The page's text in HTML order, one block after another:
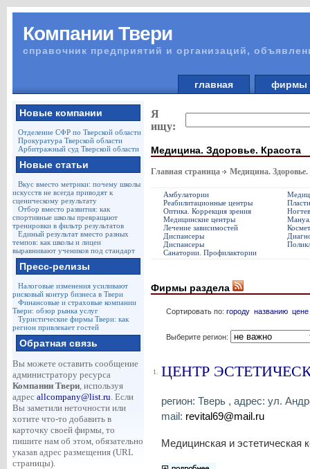
Компании Твери
справочник предприятий и организаций,
главная
Новые компании
Отделение СФР по Тверской области
Прокуратура Тверской области
Арбитражный суд Тверской области
Новые статьи
Вкус вместо метрики: почему школы
искусств не всегда приводят к
сценическому результату
Отбор вместо развития: как
спортивные школы превращают
тренировки в фильтр результатов
Единый результат вместо разных
темпов: как школы и лицеи
выравнивают учеников под стандарт
Пресс-релизы
Налоговые изменения усиливают
рисковый контур бизнеса в Твери
Финансовые и страховые компании
Твери: обзор рынка услуг
Туристические фирмы Твери: как
регион привлекает гостей
Обратная связь
Вы можете оставить сообщение
администратору ресурса
Компании Твери, используя
адрес allcompany@list.ru. Если
Вы заметили неточности или
хотите что-то добавить в
карточку своей фирмы, то
пишите нам об этом, обязательно
указав адрес размещения (URL
страницы).
Я
ищу:
Медицина. Здоровье. Красота
Главная страница Медицина. Здоровье.
Амбулатории
Реабилитационные центры
Оптика. Коррекция зрения
Медицинские центры
Лечение зависимостей
Диспансеры
Диспансеры
Санатории. Профилактории
Фирмы раздела
Сортировать по: городу названию цене
Выберите регион:
1. ЦЕНТР
регион: Тверь , адрес: ул.
mail: revital69@mail.ru
Медицинская и эстетическая